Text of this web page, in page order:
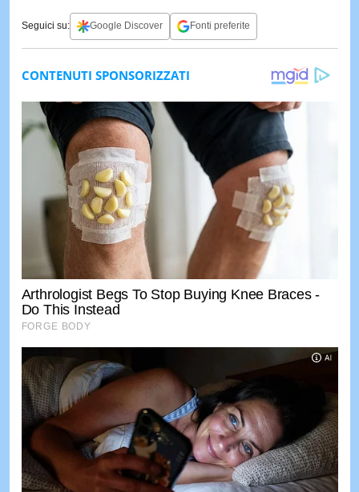
Seguici su: Google Discover Fonti preferite